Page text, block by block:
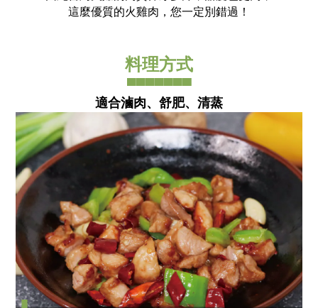
這麼優質的火雞肉，您一定別錯過！
料理方式
▀▀▀▀▀▀▀
適合滷肉、舒肥、清蒸